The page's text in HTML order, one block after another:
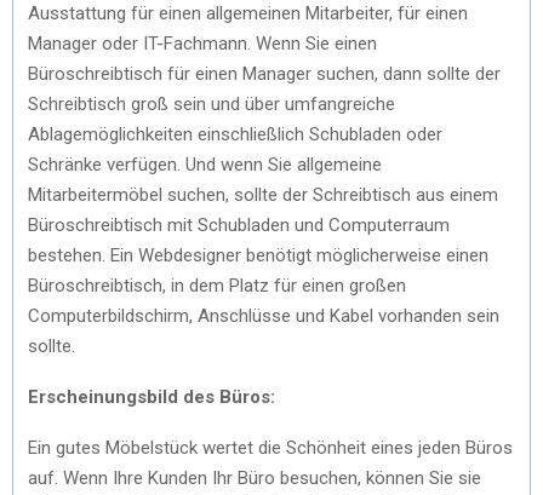
Ausstattung für einen allgemeinen Mitarbeiter, für einen
Manager oder IT-Fachmann. Wenn Sie einen
Büroschreibtisch für einen Manager suchen, dann sollte der
Schreibtisch groß sein und über umfangreiche
Ablagemöglichkeiten einschließlich Schubladen oder
Schränke verfügen. Und wenn Sie allgemeine
Mitarbeitermöbel suchen, sollte der Schreibtisch aus einem
Büroschreibtisch mit Schubladen und Computerraum
bestehen. Ein Webdesigner benötigt möglicherweise einen
Büroschreibtisch, in dem Platz für einen großen
Computerbildschirm, Anschlüsse und Kabel vorhanden sein
sollte.
Erscheinungsbild des Büros:
Ein gutes Möbelstück wertet die Schönheit eines jeden Büros
auf. Wenn Ihre Kunden Ihr Büro besuchen, können Sie sie